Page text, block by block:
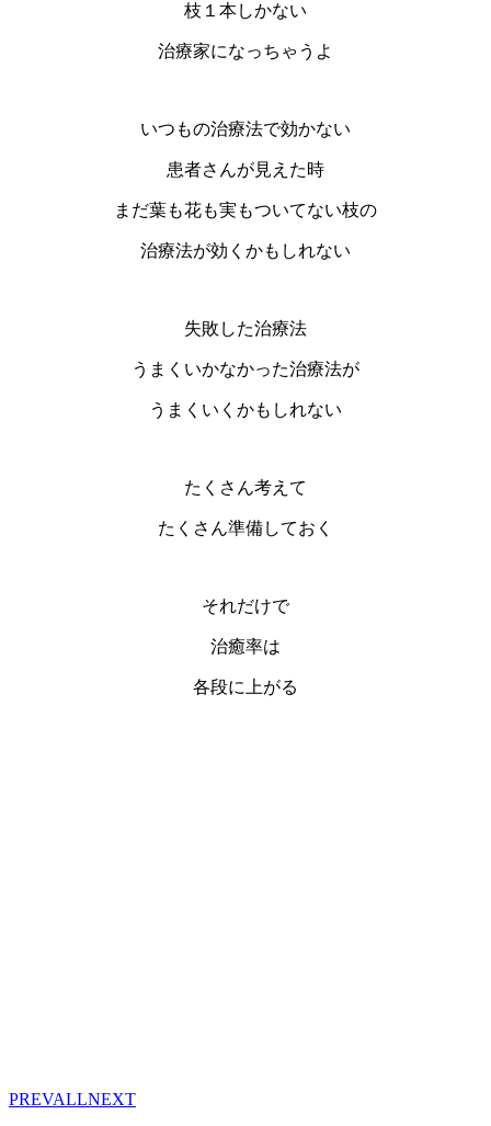
枝１本しかない
治療家になっちゃうよ
いつもの治療法で効かない
患者さんが見えた時
まだ葉も花も実もついてない枝の
治療法が効くかもしれない
失敗した治療法
うまくいかなかった治療法が
うまくいくかもしれない
たくさん考えて
たくさん準備しておく
それだけで
治癒率は
各段に上がる
PREVALLNEXT